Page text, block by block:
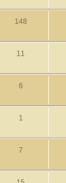
148
11
6
1
7